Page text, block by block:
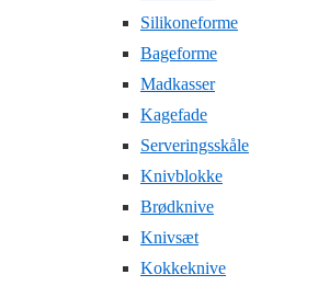
Silikoneforme
Bageforme
Madkasser
Kagefade
Serveringsskåle
Knivblokke
Brødknive
Knivsæt
Kokkeknive